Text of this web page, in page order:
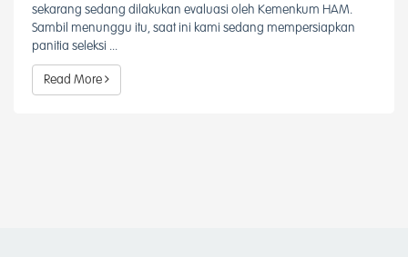
sekarang sedang dilakukan evaluasi oleh Kemenkum HAM.
Sambil menunggu itu, saat ini kami sedang mempersiapkan
panitia seleksi ...
Read More